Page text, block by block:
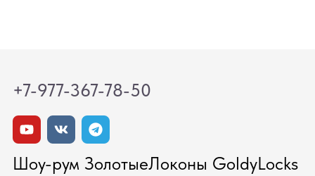
+7-977-367-78-50
Шоу-рум ЗолотыеЛоконы GoldyLocks